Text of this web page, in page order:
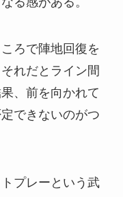
ろで陣地回復を
れだとライン間
、前を向かれて
できないのがつ
プレーという武